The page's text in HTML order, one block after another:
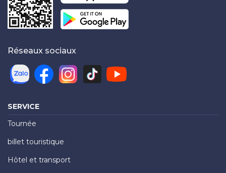
Réseaux sociaux
SERVICE
Tournée
billet touristique
Hôtel et transport